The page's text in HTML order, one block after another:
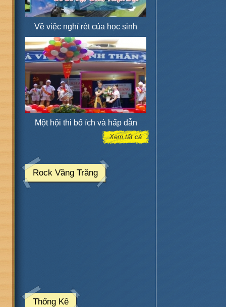
Về việc nghỉ rét của học sinh
Một hội thi bổ ích và hấp dẫn
Xem tất cả
Rock Vầng Trăng
Thống Kê